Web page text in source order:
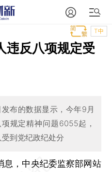
T中
违反八项规定受
布的数据显示，今年9月
规定精神问题6055起，
到党纪政纪处分
，中央纪委监察部网站